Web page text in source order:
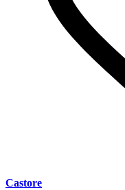
Castore